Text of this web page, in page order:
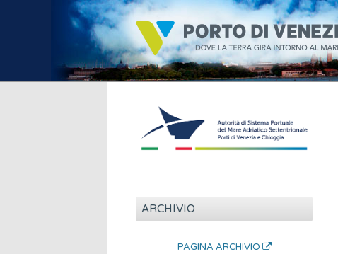
ARCHIVIO
PAGINA ARCHIVIO